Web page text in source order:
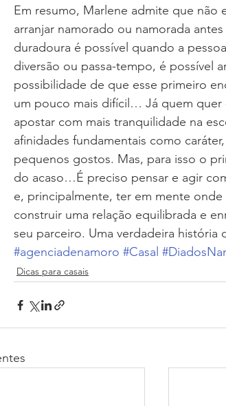
Em resumo, Marlene admite que não
arranjar namorado ou namorada
duradoura é possível quando a
diversão ou passa-tempo, é possível
possibilidade de que esse primeiro
um pouco mais difícil… Já quem
apostar com mais tranquilidade na
afinidades fundamentais como
pequenos gostos. Mas, para isso o
do acaso…É preciso pensar e agir
e, principalmente, ter em mente
construir uma relação equilibrada e
seu parceiro. Uma verdadeira história
#agenciadenamoro #Casal
Dicas para casais